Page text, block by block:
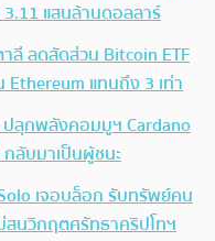
แสนล้านดอลลาร์
ลดสัดส่วน Bitcoin ETF
แทนถึง 3 เท่า
ปลุกพลังคอมมูฯ Cardano
ลับมาเป็นผู้ชนะ
เจอบล็อก รับทรัพย์คน
สนวิกฤตศรัทธาคริปโทฯ